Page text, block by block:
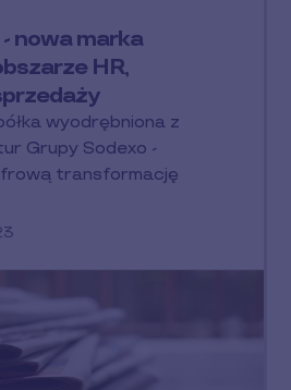
nowa marka
HR,
wyodrębniona z
Grupy Sodexo -
transformację